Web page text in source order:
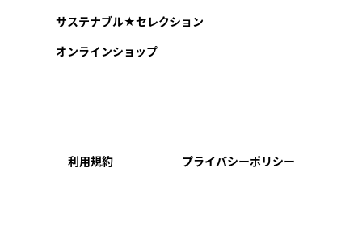
サステナブル★セレクション
オンラインショップ
利用規約 プライバシーポリシー